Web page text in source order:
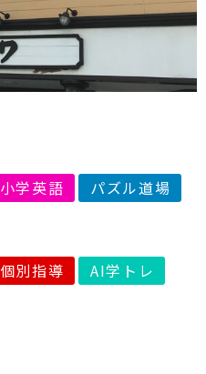
小学英語 パズル道場
個別指導 AI学トレ